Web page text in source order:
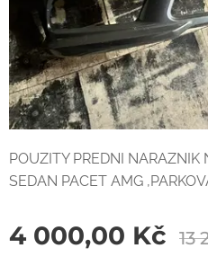
POUZITY PREDNI NARAZNIK
SEDAN PACET AMG
4 000,00 Kč 13